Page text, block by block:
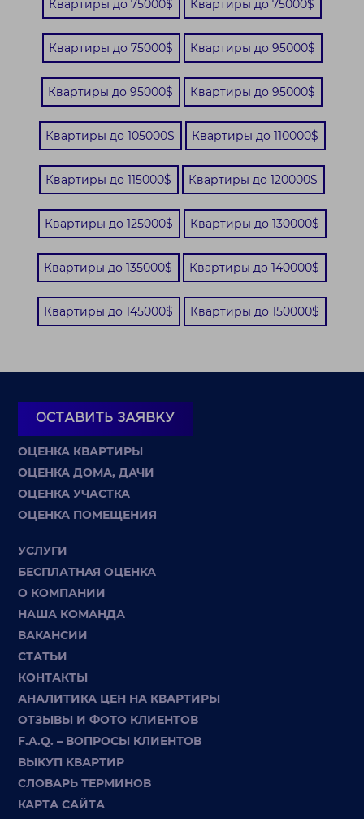
Квартиры до 75000$ Квартиры до 75000$
Квартиры до 75000$ Квартиры до 95000$
Квартиры до 95000$ Квартиры до 95000$
Квартиры до 105000$ Квартиры до 110000$
Квартиры до 115000$ Квартиры до 120000$
Квартиры до 125000$ Квартиры до 130000$
Квартиры до 135000$ Квартиры до 140000$
Квартиры до 145000$ Квартиры до 150000$
ОСТАВИТЬ ЗАЯВКУ
ОЦЕНКА КВАРТИРЫ
ОЦЕНКА ДОМА, ДАЧИ
ОЦЕНКА УЧАСТКА
ОЦЕНКА ПОМЕЩЕНИЯ
УСЛУГИ
БЕСПЛАТНАЯ ОЦЕНКА
О КОМПАНИИ
НАША КОМАНДА
ВАКАНСИИ
СТАТЬИ
КОНТАКТЫ
АНАЛИТИКА ЦЕН НА КВАРТИРЫ
ОТЗЫВЫ И ФОТО КЛИЕНТОВ
F.A.Q. – ВОПРОСЫ КЛИЕНТОВ
ВЫКУП КВАРТИР
СЛОВАРЬ ТЕРМИНОВ
КАРТА САЙТА